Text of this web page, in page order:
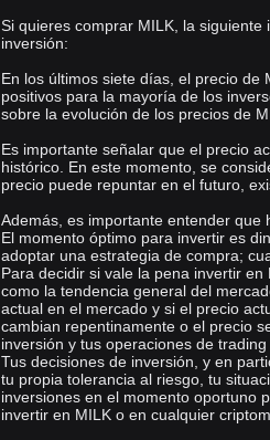
Si quieres comprar MILK, la
inversión:
En los últimos siete días, el precio
positivos para la mayoría de los
sobre la evolución de los precios de
Es importante señalar que el precio
histórico. En este momento, se
precio puede repuntar en el futuro,
Además, es importante entender que
El momento óptimo para invertir es
adoptar una estrategia de compra;
Para decidir si vale la pena invertir
como la tendencia general del
actual en el mercado y si el precio
cambian repentinamente o el precio
inversión y tus operaciones de trading
Tus decisiones de inversión, y en
tu propia tolerancia al riesgo, tu
inversiones en el momento oportuno
invertir en MILK o en cualquier